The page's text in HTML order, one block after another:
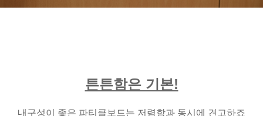
튼튼함은 기본!
내구성이 좋은 파티클보드는 저렴함과 동시에 견고하죠